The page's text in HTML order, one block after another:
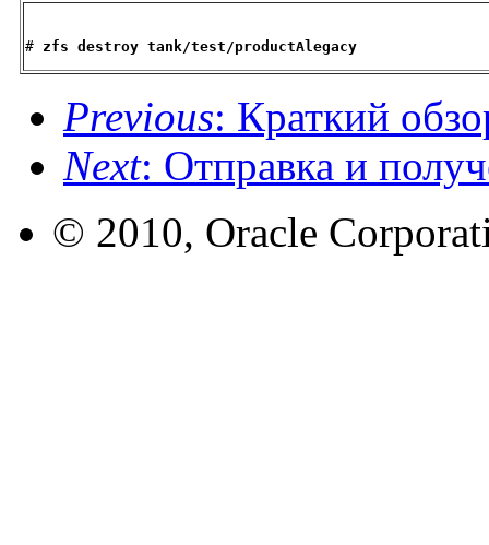
# zfs destroy tank/test/productAlegacy
Previous: Краткий
Next: Отправка и
© 2010, Oracle